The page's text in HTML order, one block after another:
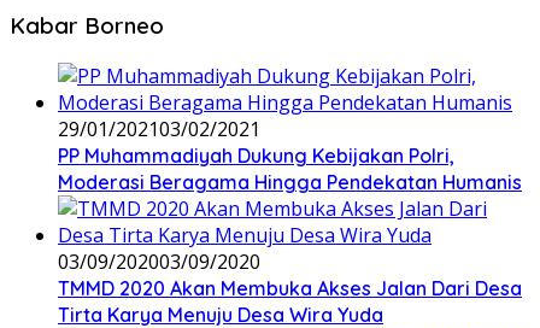
Kabar Borneo
29/01/202103/02/2021
PP Muhammadiyah Dukung Kebijakan Polri,
Moderasi Beragama Hingga Pendekatan Humanis
03/09/202003/09/2020
TMMD 2020 Akan Membuka Akses Jalan Dari Desa
Tirta Karya Menuju Desa Wira Yuda